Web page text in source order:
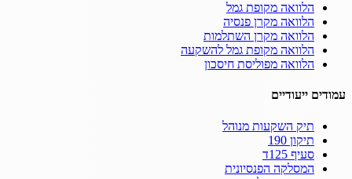
הלוואה מקופת גמל
הלוואה מקרן פנסיה
הלוואה מקרן השתלמות
הלוואה מקופת גמל להשקעה
הלוואה מפוליסת חיסכון
עמודים ייעודיים
תיק השקעות מנוהל
תיקון 190
סעיף 125ד
המסלקה הפנסיונית